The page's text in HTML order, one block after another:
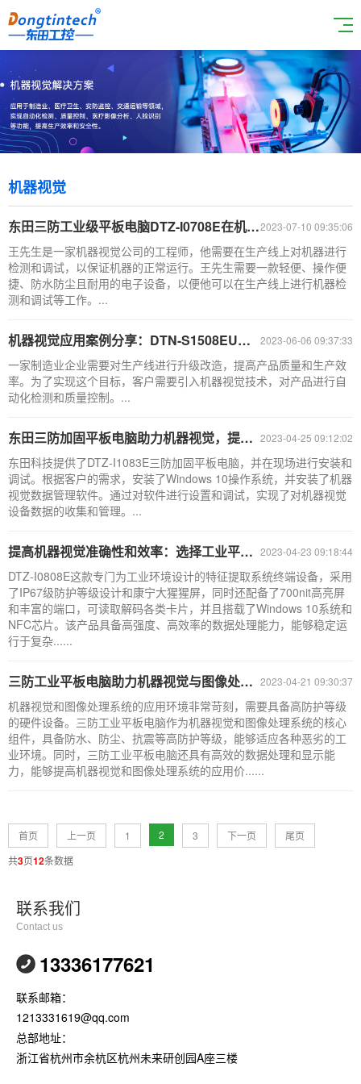
机器视觉
2023-07-10 09:35:06
东田三防工业级平板电脑DTZ-I0708E在机器视觉行业的应用案例
王先生是一家机器视觉公司的工程师，他需要在生产线上对机器进行
检测和调试，以保证机器的正常运行。王先生需要一款轻便、操作便
捷、防水防尘且耐用的电子设备，以便他可以在生产线上进行机器检
测和调试等工作。...
2023-06-06 09:37:33
机器视觉应用案例分享：DTN-S1508EU三防加固笔记本助力产品质量检测
一家制造业企业需要对生产线进行升级改造，提高产品质量和生产效
率。为了实现这个目标，客户需要引入机器视觉技术，对产品进行自
动化检测和质量控制。...
2023-04-25 09:12:02
东田三防加固平板电脑助力机器视觉，提升生产效率
东田科技提供了DTZ-I1083E三防加固平板电脑，并在现场进行安装和
调试。根据客户的需求，安装了Windows 10操作系统，并安装了机器
视觉数据管理软件。通过对软件进行设置和调试，实现了对机器视觉
设备数据的收集和管理。...
2023-04-23 09:18:44
提高机器视觉准确性和效率：选择工业平板电脑特征提取系统
DTZ-I0808E这款专门为工业环境设计的特征提取系统终端设备，采用
了IP67级防护等级设计和康宁大猩猩屏，同时还配备了700nit高亮屏
和丰富的端口，可读取解码各类卡片，并且搭载了Windows 10系统和
NFC芯片。该产品具备高强度、高效率的数据处理能力，能够稳定运
行于复杂......
2023-04-21 09:30:37
三防工业平板电脑助力机器视觉与图像处理系统高效发展
机器视觉和图像处理系统的应用环境非常苛刻，需要具备高防护等级
的硬件设备。三防工业平板电脑作为机器视觉和图像处理系统的核心
组件，具备防水、防尘、抗震等高防护等级，能够适应各种恶劣的工
业环境。同时，三防工业平板电脑还具有高效的数据处理和显示能
力，能够提高机器视觉和图像处理系统的应用价......
首页 上一页 1 2 3 下一页
尾页
共3页12条数据
联系我们
Contact us
13336177621
联系邮箱：
1213331619@qq.com
总部地址：
浙江省杭州市余杭区杭州未来研创园A座三楼